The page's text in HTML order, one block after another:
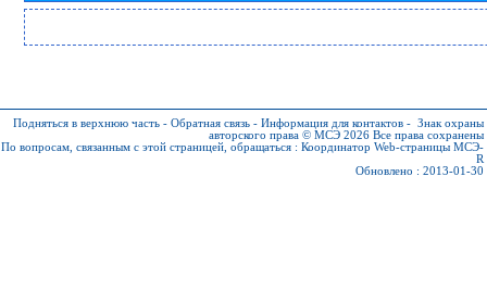
Подняться в верхнюю часть - Обратная связь - Информация для контактов - Знак охраны
авторского права © МСЭ 2026 Все права сохранены
По вопросам, связанным с этой страницей, обращаться : Координатор Web-страницы МСЭ-
R
Обновлено : 2013-01-30